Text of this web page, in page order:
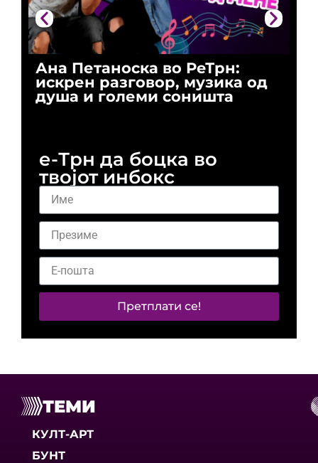
Ана Петаноска во РеТрн:
искрен разговор, музика од
душа и големи соништа
е-Трн да боцка во
твојот инбокс
Претплати се!
ТЕМИ
КУЛТ-АРТ
БУНТ